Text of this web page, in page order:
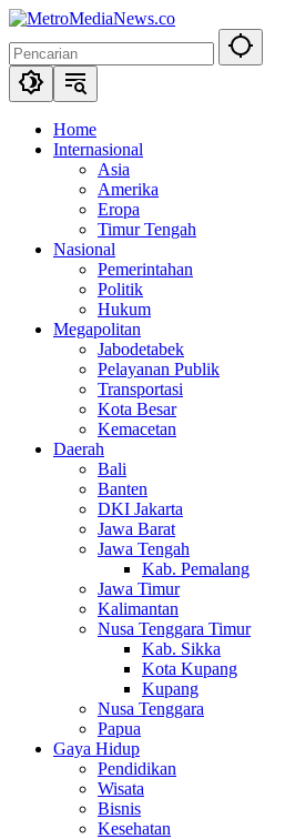
Langsung
konten
Home
Internasional
Asia
Amerika
Eropa
Timur Tengah
Nasional
Pemerintahan
Politik
Hukum
Megapolitan
Jabodetabek
Pelayanan Publik
Transportasi
Kota Besar
Kemacetan
Daerah
Bali
Banten
DKI Jakarta
Jawa Barat
Jawa Tengah
Kab. Pemalang
Jawa Timur
Kalimantan
Nusa Tenggara Timur
Kab. Sikka
Kota Kupang
Kupang
Nusa Tenggara
Papua
Gaya Hidup
Pendidikan
Wisata
Bisnis
Kesehatan